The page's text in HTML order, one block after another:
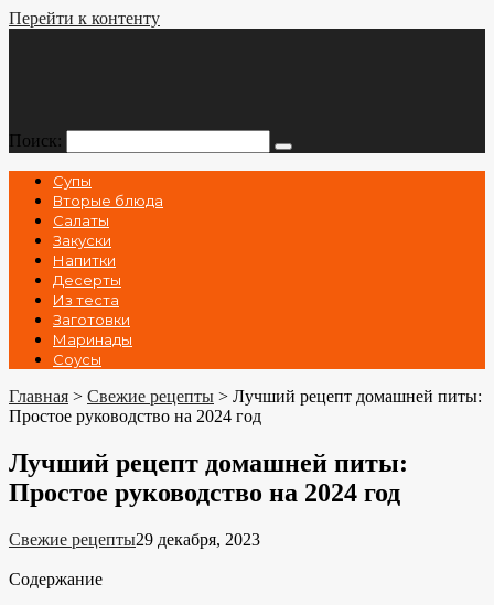
Перейти к контенту
Поиск:
Супы
Вторые блюда
Салаты
Закуски
Напитки
Десерты
Из теста
Заготовки
Маринады
Соусы
Главная > Свежие рецепты > Лучший рецепт домашней питы:
Простое руководство на 2024 год
Лучший рецепт домашней питы:
Простое руководство на 2024 год
Свежие рецепты29 декабря, 2023
Содержание